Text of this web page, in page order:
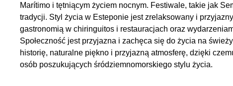
Marítimo i tętniącym życiem nocnym. Festiwale, takie jak
tradycji. Styl życia w Esteponie jest zrelaksowany i
gastronomią w chiringuitos i restauracjach oraz
Społeczność jest przyjazna i zachęca się do życia na
historię, naturalne piękno i przyjazną atmosferę, dzięki
osób poszukujących śródziemnomorskiego stylu życia.